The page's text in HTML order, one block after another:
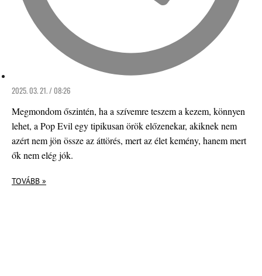
2025. 03. 21. / 08:26
Megmondom őszintén, ha a szívemre teszem a kezem, könnyen
lehet, a Pop Evil egy tipikusan örök előzenekar, akiknek nem
azért nem jön össze az áttörés, mert az élet kemény, hanem mert
ők nem elég jók.
TOVÁBB »